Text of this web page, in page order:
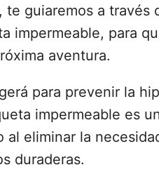
guiaremos a través
impermeable, para
aventura.
para prevenir la
impermeable es
eliminar la
duraderas.